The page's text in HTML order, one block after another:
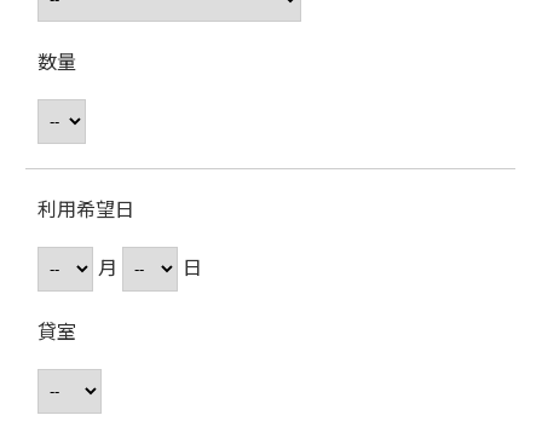
数量
利用希望日
月
日
貸室